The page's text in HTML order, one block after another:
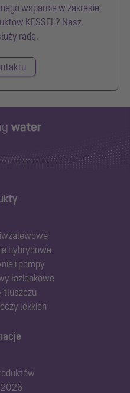
wsparcia w zakresie
KESSEL? Nasz
radą.
hybrydowe
i pompy
łazienkowe
tłuszczu
lekkich
2026